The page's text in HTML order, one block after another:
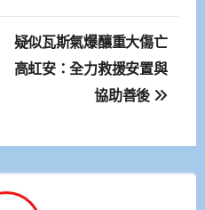
疑似瓦斯氣爆釀重大傷亡
高虹安：全力救援安置與
協助善後